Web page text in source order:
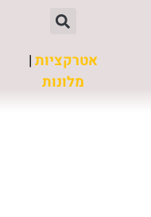
אטרקציות|
מלונות